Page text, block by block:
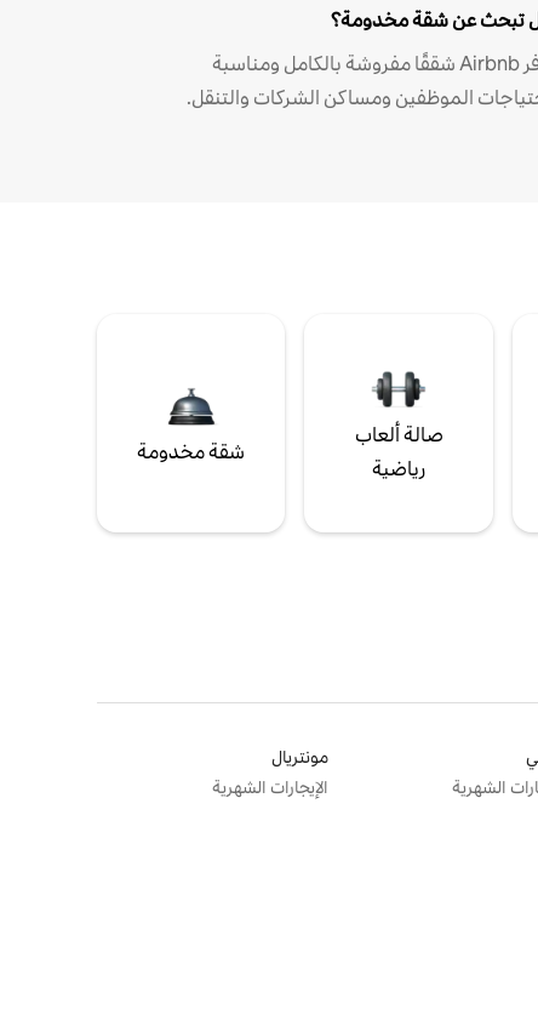
تبحث عن شقة مخدومة؟
توفر Airbnb شققًا مفروشة بالكامل ومناسبة
الموظفين ومساكن الشركات والتنقل.
صالة ألعاب
رياضية
شقة مخدومة
الشهرية
مونتريال
الإيجارات الشهرية